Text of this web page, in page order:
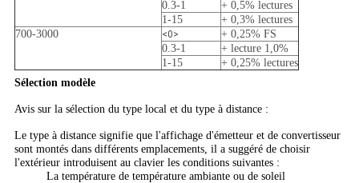
0.3-1
+ 0,5% lectures
1-15
+ 0,3% lectures
700-3000
<0>
+ 0,25% FS
0.3-1
+ lecture 1,0%
1-15
+ 0,25% lectures
Sélection modèle
Avis sur la sélection du type local et du type à distance :
Le type à distance signifie que l'affichage d'émetteur et de convertisseur
sont montés dans différents emplacements, il a suggéré de choisir
l'extérieur introduisent au clavier les conditions suivantes :
La température de température ambiante ou de soleil